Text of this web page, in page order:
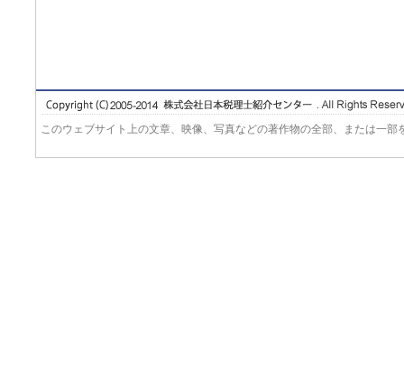
このウェブサイト上の文章、映像、写真などの著作物の全部、または一